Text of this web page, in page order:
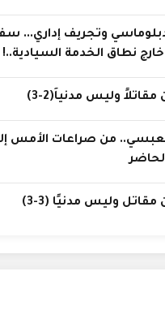
وتجريف إداري...
نطاق الخدمة السيادية..!
وليس مدنياً(2-3)
من صراعات الأمس
وليس مدنيًا (3-3)